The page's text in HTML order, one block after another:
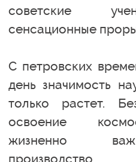
советские
сенсационные
С петровских
день значимость
только растет.
освоение
жизненно
производство